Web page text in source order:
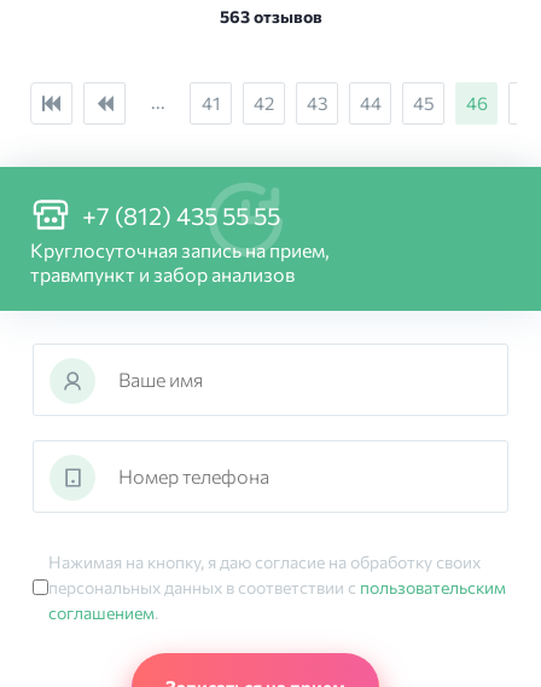
563 отзывов
... 41 42 43 44 45 46
+7 (812) 435 55 55
Круглосуточная запись на прием,
травмпункт и забор анализов
Нажимая на кнопку, я даю согласие на обработку своих
персональных данных в соответствии с пользовательским
соглашением.